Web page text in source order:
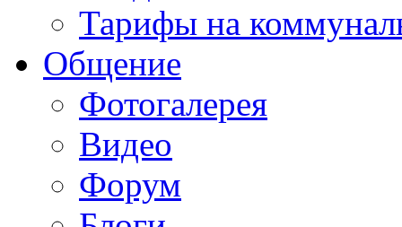
Тарифы на
Общение
Фотогалерея
Видео
Форум